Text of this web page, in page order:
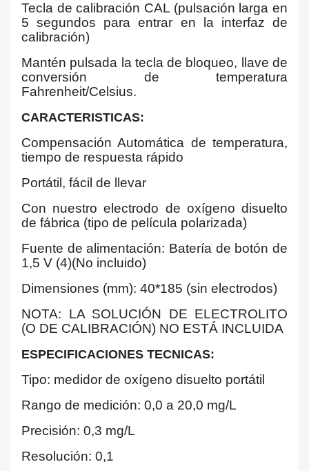
Tecla de calibración CAL (pulsación larga en
5 segundos para entrar en la interfaz de
calibración)
Mantén pulsada la tecla de bloqueo, llave de
conversión de temperatura
Fahrenheit/Celsius.
CARACTERISTICAS:
Compensación Automática de temperatura,
tiempo de respuesta rápido
Portátil, fácil de llevar
Con nuestro electrodo de oxígeno disuelto
de fábrica (tipo de película polarizada)
Fuente de alimentación: Batería de botón de
1,5 V (4)(No incluido)
Dimensiones (mm): 40*185 (sin electrodos)
NOTA: LA SOLUCIÓN DE ELECTROLITO
(O DE CALIBRACIÓN) NO ESTÁ INCLUIDA
ESPECIFICACIONES TECNICAS:
Tipo: medidor de oxígeno disuelto portátil
Rango de medición: 0,0 a 20,0 mg/L
Precisión: 0,3 mg/L
Resolución: 0,1